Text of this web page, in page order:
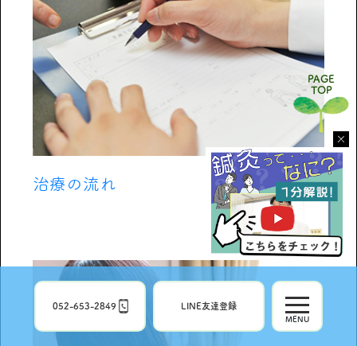
治療の流れ
PAGE
TOP
×
052-653-2849 LINE友達登録
MENU